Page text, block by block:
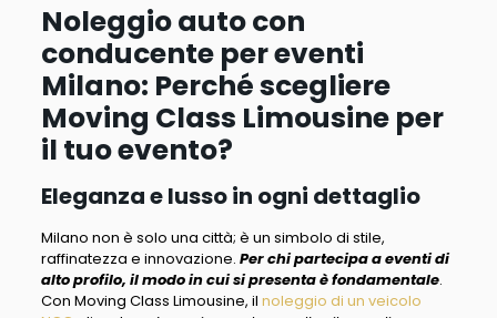
Noleggio auto con
conducente per eventi
Milano: Perché scegliere
Moving Class Limousine per
il tuo evento?
Eleganza e lusso in ogni dettaglio
Milano non è solo una città; è un simbolo di stile,
raffinatezza e innovazione. Per chi partecipa a eventi di
alto profilo, il modo in cui si presenta è fondamentale.
Con Moving Class Limousine, il noleggio di un veicolo